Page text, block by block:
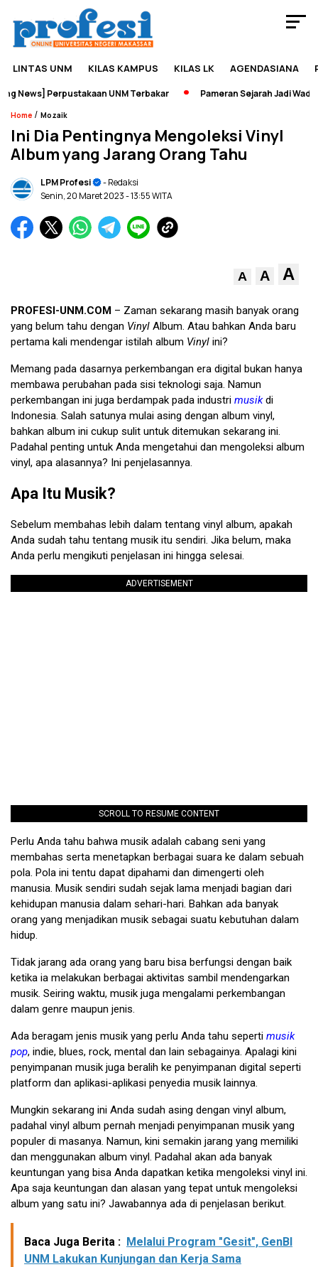
LINTAS UNM KILAS KAMPUS KILAS LK AGENDASIANA
Perpustakaan UNM Terbakar Pameran Sejarah Jadi Wadah
Home / Mozaik
Ini Dia Pentingnya Mengoleksi Vinyl
Album yang Jarang Orang Tahu
LPM Profesi
- Redaksi
Senin, 20 Maret 2023- 13:55 WITA
A A A
PROFESI-UNM.COM – Zaman sekarang masih banyak orang
yang belum tahu dengan Vinyl Album. Atau bahkan Anda baru
pertama kali mendengar istilah album Vinyl ini?
Memang pada dasarnya perkembangan era digital bukan hanya
membawa perubahan pada sisi teknologi saja. Namun
perkembangan ini juga berdampak pada industri musikdi
Indonesia. Salah satunya mulai asing dengan album vinyl,
bahkan album ini cukup sulit untuk ditemukan sekarang ini.
Padahal penting untuk Anda mengetahui dan mengoleksi album
vinyl, apa alasannya? Ini penjelasannya.
Apa Itu Musik?
Sebelum membahas lebih dalam tentang vinyl album, apakah
Anda sudah tahu tentang musik itu sendiri. Jika belum, maka
Anda perlu mengikuti penjelasan ini hingga selesai.
ADVERTISEMENT
SCROLL TO RESUME CONTENT
Perlu Anda tahu bahwa musik adalah cabang seni yang
membahas serta menetapkan berbagai suara ke dalam sebuah
pola. Pola ini tentu dapat dipahami dan dimengerti oleh
manusia. Musik sendiri sudah sejak lama menjadi bagian dari
kehidupan manusia dalam sehari-hari. Bahkan ada banyak
orang yang menjadikan musik sebagai suatu kebutuhan dalam
hidup.
Tidak jarang ada orang yang baru bisa berfungsi dengan baik
ketika ia melakukan berbagai aktivitas sambil mendengarkan
musik. Seiring waktu, musik juga mengalami perkembangan
dalam genre maupun jenis.
Ada beragam jenis musik yang perlu Anda tahu seperti musik
pop, indie, blues, rock, mental dan lain sebagainya. Apalagi kini
penyimpanan musik juga beralih ke penyimpanan digital seperti
platform dan aplikasi-aplikasi penyedia musik lainnya.
Mungkin sekarang ini Anda sudah asing dengan vinyl album,
padahal vinyl album pernah menjadi penyimpanan musik yang
populer di masanya. Namun, kini semakin jarang yang memiliki
dan menggunakan album vinyl. Padahal akan ada banyak
keuntungan yang bisa Anda dapatkan ketika mengoleksi vinyl ini.
Apa saja keuntungan dan alasan yang tepat untuk mengoleksi
album yang satu ini? Jawabannya ada di penjelasan berikut.
Baca Juga Berita : Melalui Program "Gesit", GenBI
UNM Lakukan Kunjungan dan Kerja Sama